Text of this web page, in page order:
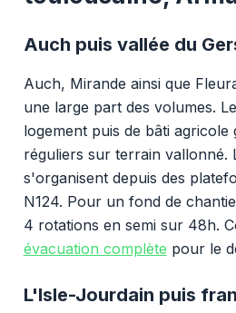
Auch puis vallée du
Auch, Mirande ainsi que
une large part des volumes.
logement puis de bâti agricole
réguliers sur terrain vallonné.
s'organisent depuis des
N124. Pour un fond de
4 rotations en semi sur 48h.
évacuation complète pour le
L'Isle-Jourdain puis